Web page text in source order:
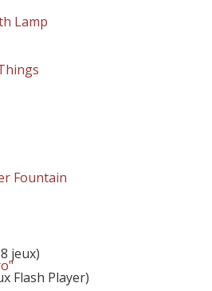
Lamp
Fountain
jeux)
Flash Player)